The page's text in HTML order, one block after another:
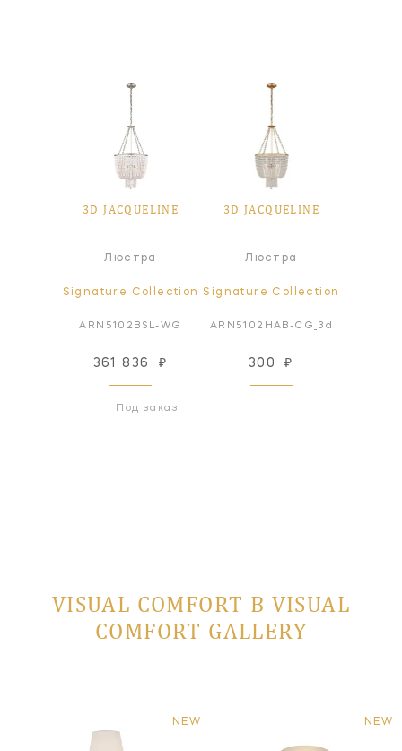
3D JACQUELINE
Люстра
Signature Collection
ARN5102BSL-WG
361 836 ₽
Под заказ
3D JACQUELINE
Люстра
Signature Collection
ARN5102HAB-CG_3d
300 ₽
VISUAL COMFORT В VISUAL
COMFORT GALLERY
NEW NEW